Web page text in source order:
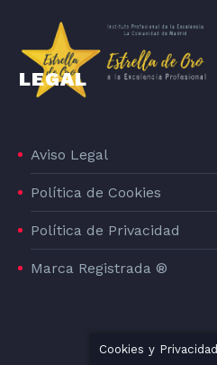
LEGAL
Aviso Legal
Política de Cookies
Política de Privacidad
Marca Registrada ®
Cookies y Privacidad